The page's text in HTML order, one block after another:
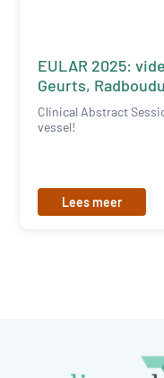
EULAR 2025:
Geurts,
Clinical Abstract
vessel!
Lees meer